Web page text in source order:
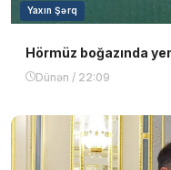
Yaxın Şərq
Hörmüz boğazında
Dünən / 22:09